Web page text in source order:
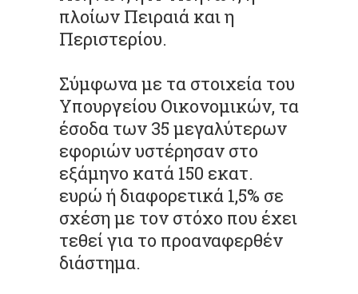
πλοίων Πειραιά και η
Περιστερίου.
Σύμφωνα με τα στοιχεία του
Υπουργείου Οικονομικών, τα
έσοδα των 35 μεγαλύτερων
εφοριών υστέρησαν στο
εξάμηνο κατά 150 εκατ.
ευρώ ή διαφορετικά 1,5% σε
σχέση με τον στόχο που έχει
τεθεί για το προαναφερθέν
διάστημα.